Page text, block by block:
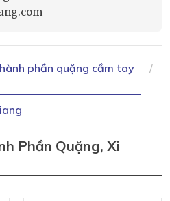
phần quặng cầm tay
Phần Quặng, Xi